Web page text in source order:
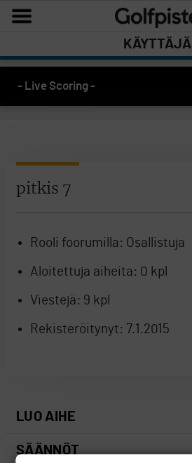
KÄYTTÄJÄ
- Live Scoring -
pitkis 7
Rooli foorumilla: Osallistuja
Aloitettuja aiheita: 0 kpl
Viestejä: 9 kpl
Rekisteröitynyt: 7.1.2015
LUO AIHE
SÄÄNNÖT